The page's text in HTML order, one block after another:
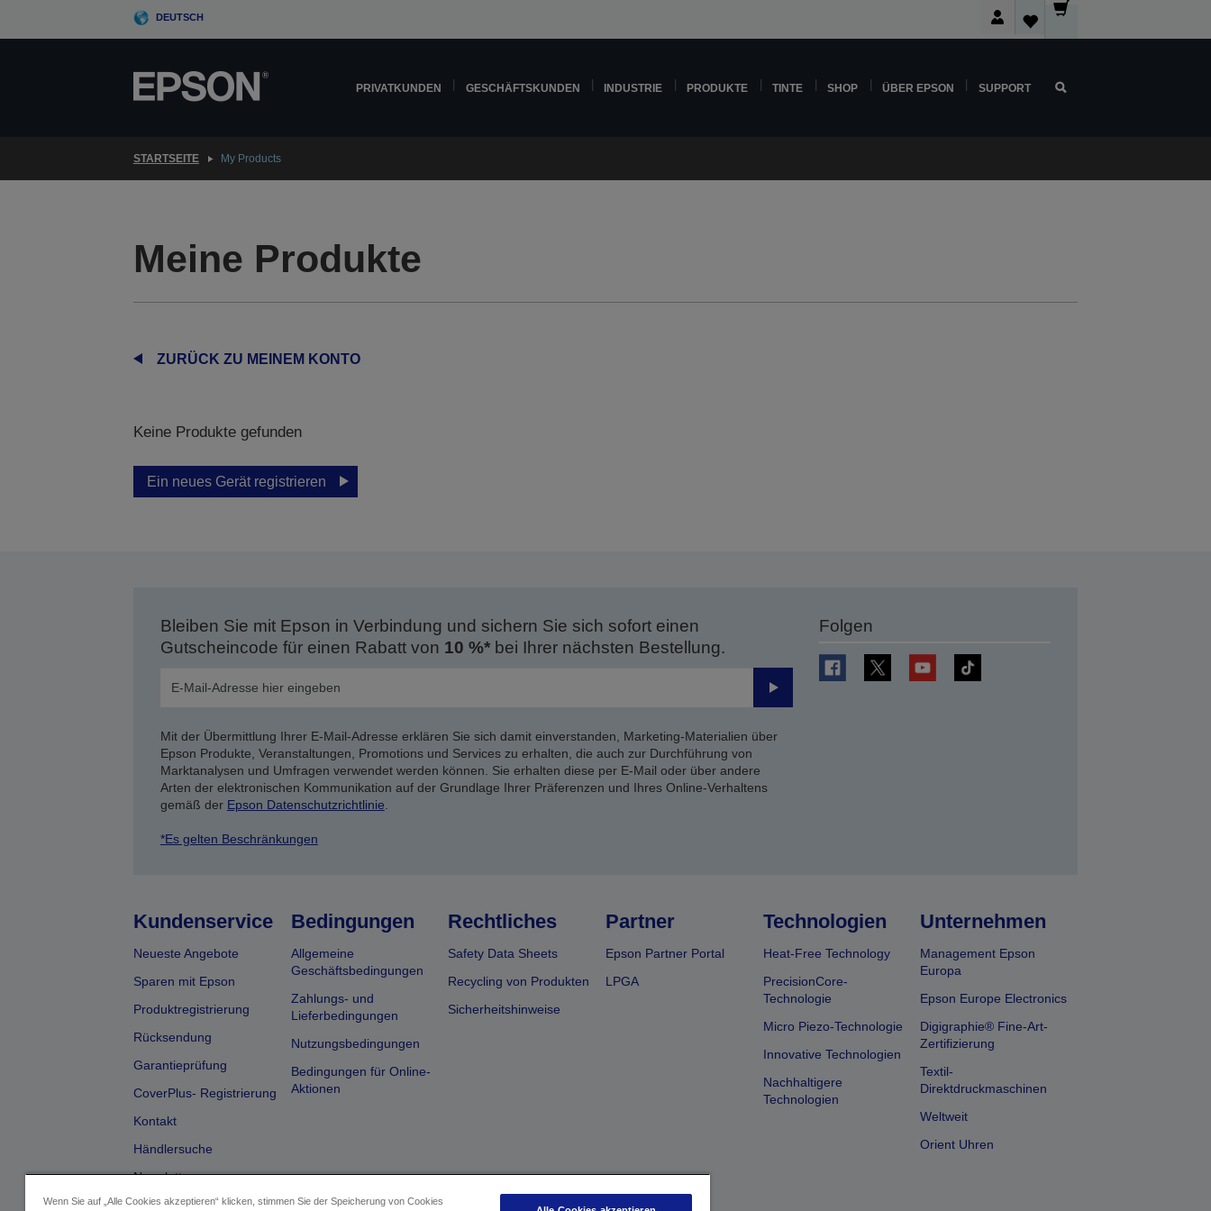
DEUTSCH
PRIVATKUNDEN GESCHÄFTSKUNDEN INDUSTRIE PRODUKTE TINTE SHOP ÜBER EPSON SUPPORT
STARTSEITE My Products
Meine Produkte
ZURÜCK ZU MEINEM KONTO
Keine Produkte gefunden
Ein neues Gerät registrieren
Bleiben Sie mit Epson in Verbindung und sichern Sie sich sofort einen
Gutscheincode für einen Rabatt von 10 %*bei Ihrer nächsten Bestellung.
Senden
Mit der Übermittlung Ihrer E-Mail-Adresse erklären Sie sich damit einverstanden, Marketing-Materialien über
Epson Produkte, Veranstaltungen, Promotions und Services zu erhalten, die auch zur Durchführung von
Marktanalysen und Umfragen verwendet werden können. Sie erhalten diese per E-Mail oder über andere
Arten der elektronischen Kommunikation auf der Grundlage Ihrer Präferenzen und Ihres Online-Verhaltens
gemäß der Epson Datenschutzrichtlinie
*Es gelten Beschränkungen
Folgen
Kundenservice
Neueste Angebote
Sparen mit Epson
Produktregistrierung
Rücksendung
Garantieprüfung
CoverPlus- Registrierung
Kontakt
Händlersuche
Newsletter
Bedingungen
Allgemeine
Geschäftsbedingungen
Zahlungs- und
Lieferbedingungen
Nutzungsbedingungen
Bedingungen für Online-
Aktionen
Rechtliches
Safety Data Sheets
Recycling von Produkten
Sicherheitshinweise
Partner
Epson Partner Portal
LPGA
Technologien
Heat-Free Technology
PrecisionCore-
Technologie
Micro Piezo-Technologie
Innovative Technologien
Nachhaltigere
Technologien
Unternehmen
Management Epson
Europa
Epson Europe Electronics
Digigraphie® Fine-Art-
Zertifizierung
Textil-
Direktdruckmaschinen
Weltweit
Orient Uhren
Wenn Sie auf „Alle Cookies akzeptieren“ klicken, stimmen Sie der Speicherung von Cookies